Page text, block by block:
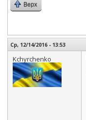
Верх
Ср, 12/14/2016 - 13:53
Kchyrchenko